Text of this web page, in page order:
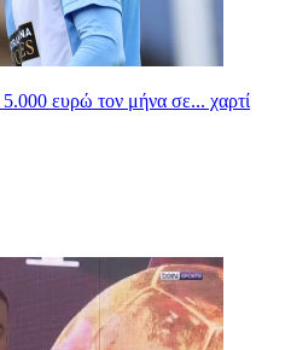
ευρώ τον μήνα σε... χαρτί